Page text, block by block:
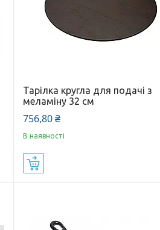
Тарілка кругла для подачі з
меламіну 32 см
756,80 ₴
В наявності